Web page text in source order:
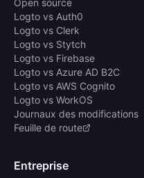
Logto vs Auth0
Logto vs Clerk
Logto vs Stytch
Logto vs Firebase
Logto vs Azure AD B2C
Logto vs AWS Cognito
Logto vs WorkOS
Journaux des modifications
Feuille de route
Entreprise